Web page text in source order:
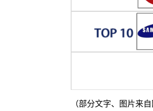
（部分文字、图片来